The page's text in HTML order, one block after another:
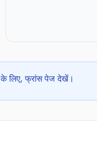
के लिए, फ्रांस पेज देखें।